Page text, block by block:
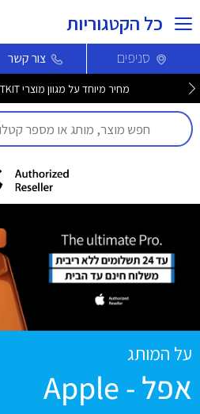
כל הקטגוריות
סניפים צור קשר
מחיר מיוחד על מגוון מוצרי PETKIT לחברי מועדון >>
על המותג
אפל - Apple